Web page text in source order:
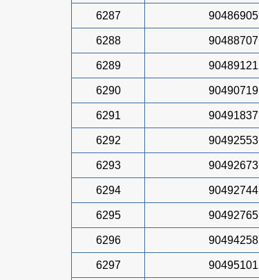
6287 90486905
6288 90488707
6289 90489121
6290 90490719
6291 90491837
6292 90492553
6293 90492673
6294 90492744
6295 90492765
6296 90494258
6297 90495101